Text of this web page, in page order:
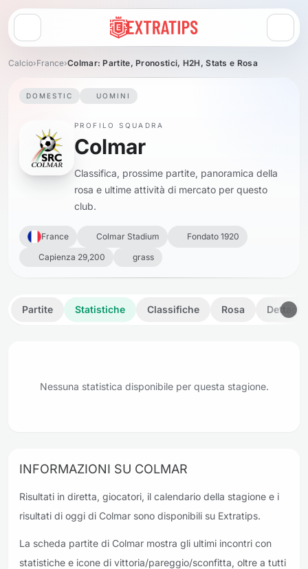
Apri menu
Calcio›France›Colmar: Partite, Pronostici, H2H, Stats e Rosa
DOMESTIC UOMINI
PROFILO SQUADRA
Colmar
Classifica, prossime partite, panoramica della
rosa e ultime attività di mercato per questo
club.
France Colmar Stadium
Fondato 1920
Capienza 29,200
grass
Partite Statistiche Classifiche Rosa Dettagli
Nessuna statistica disponibile per questa stagione.
INFORMAZIONI SU COLMAR
Risultati in diretta, giocatori, il calendario della stagione e i
risultati di oggi di Colmar sono disponibili su Extratips.
La scheda partite di Colmar mostra gli ultimi incontri con
statistiche e icone di vittoria/pareggio/sconfitta, oltre a tutti